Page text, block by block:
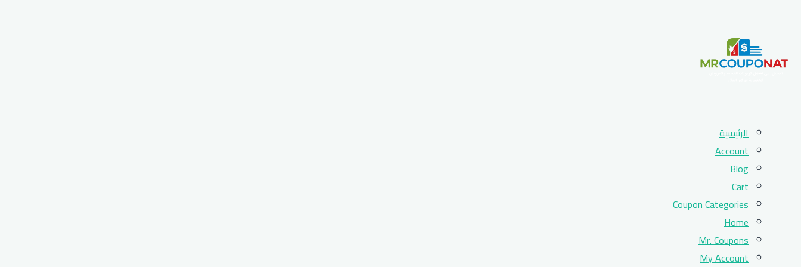
الرئيسية
Account
Blog
Cart
Coupon Categories
Home
Mr. Coupons
My Account